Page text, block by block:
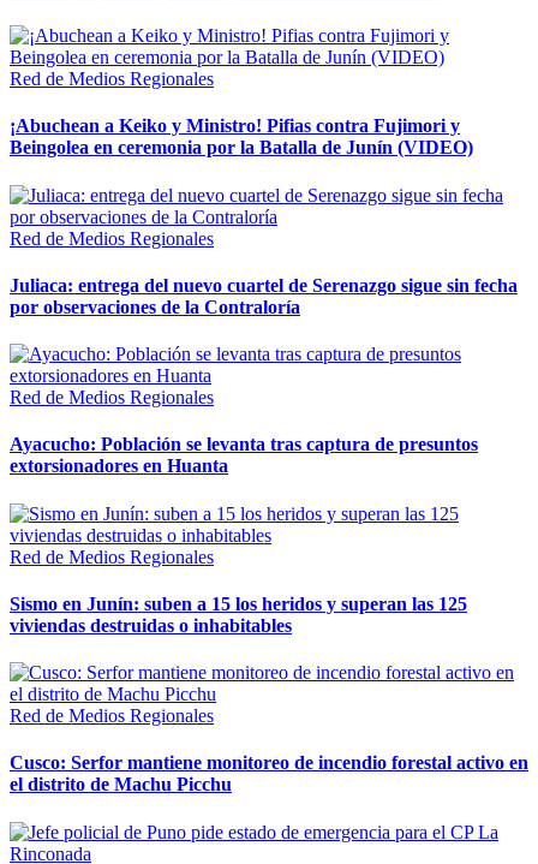
Red de Medios Regionales
¡Abuchean a Keiko y Ministro! Pifias contra Fujimori y
Beingolea en ceremonia por la Batalla de Junín (VIDEO)
Red de Medios Regionales
Juliaca: entrega del nuevo cuartel de Serenazgo sigue sin fecha
por observaciones de la Contraloría
Red de Medios Regionales
Ayacucho: Población se levanta tras captura de presuntos
extorsionadores en Huanta
Red de Medios Regionales
Sismo en Junín: suben a 15 los heridos y superan las 125
viviendas destruidas o inhabitables
Red de Medios Regionales
Cusco: Serfor mantiene monitoreo de incendio forestal activo en
el distrito de Machu Picchu